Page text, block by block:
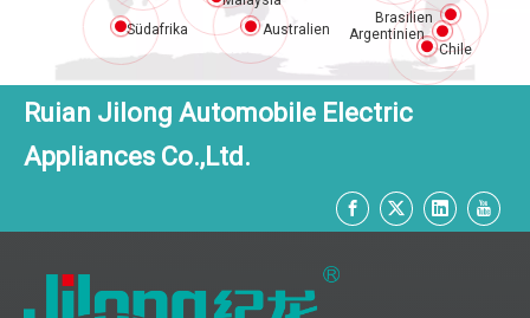
Brasilien
Argentinien
Chile
Australien
Südafrika
Ruian Jilong Automobile Electric
Appliances Co.,Ltd.